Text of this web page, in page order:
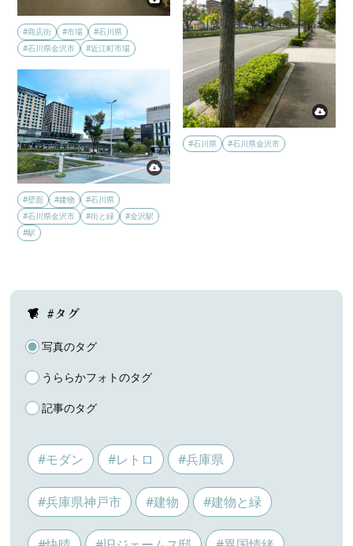
#商店街 #市場
#石川県
#石川県金沢市
#近江町市場
#石川県 #石川県金沢市
#壁面 #建物
#石川県
#石川県金沢市
#街と緑
#金沢駅
#駅
#タグ
写真のタグ
うららかフォトのタグ
記事のタグ
#モダン #レトロ #兵庫県
#兵庫県神戸市 #建物 #建物と緑